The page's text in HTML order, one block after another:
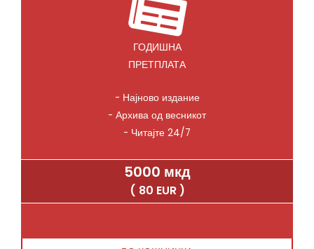
ГОДИШНА
ПРЕТПЛАТА
- Најново издание
- Архива од весникот
- Читајте 24/7
5000 мкд
( 80 EUR )